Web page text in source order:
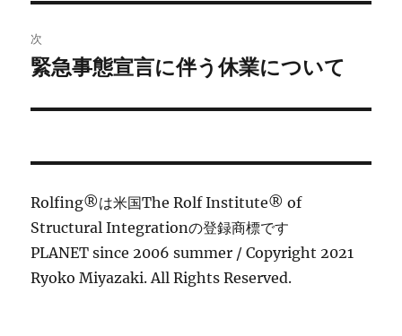
ビ
ゲ
ー
ン
投
稿:
次
次
投
緊急事態宣言に伴う休業について
Rolfing®は米国The Rolf Institute® of
Structural Integrationの登録商標です
PLANET since 2006 summer / Copyright 2021
Ryoko Miyazaki. All Rights Reserved.